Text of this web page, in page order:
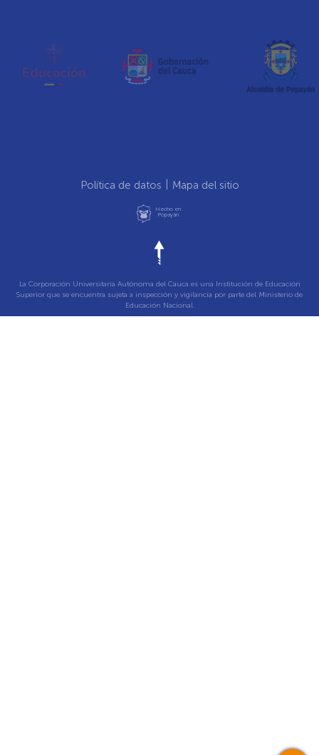
Política de datos Mapa del sitio
Hecho en
Popayán
La Corporación Universitaria Autónoma del Cauca es una Institución de Educación
Superior que se encuentra sujeta a inspección y vigilancia por parte del Ministerio de
Educación Nacional.